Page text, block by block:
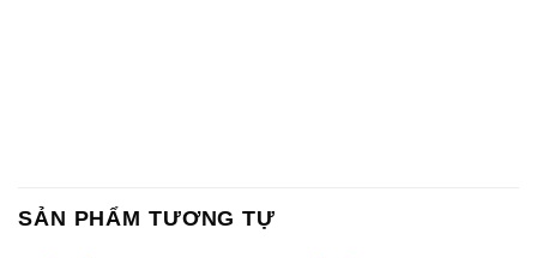
SẢN PHẨM TƯƠNG TỰ